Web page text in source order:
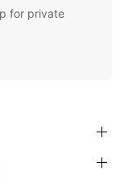
for private